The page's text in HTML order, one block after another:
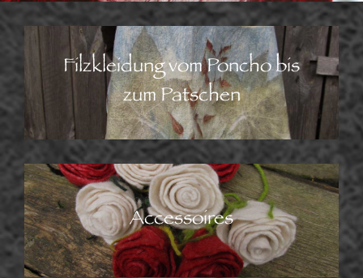
Filzkleidung vom Poncho bis
zum Patschen
Accessoires